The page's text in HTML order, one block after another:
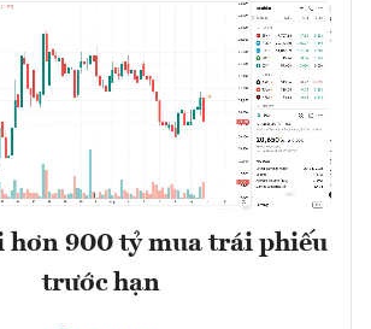
hơn 900 tỷ mua trái phiếu
trước hạn